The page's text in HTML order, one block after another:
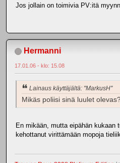
Jos jollain on toimivia PV:itä
Hermanni
17.01.06 - klo: 15.08
Lainaus käyttäjältä: "MarkusH"
Mikäs poliisi sinä luulet
En mikään, mutta eipähän kukaan
kehottanut virittämään mopoja